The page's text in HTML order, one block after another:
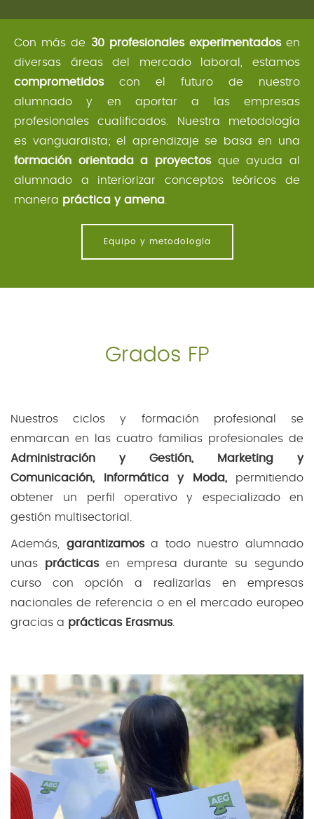
Con más de 30 profesionales experimentadosen
diversas áreas del mercado laboral, estamos
comprometidoscon el futuro de nuestro
alumnado y en aportar a las empresas
profesionales cualificados. Nuestra metodología
es vanguardista; el aprendizaje se basa en una
formación orientada a proyectosque ayuda al
alumnado a interiorizar conceptos teóricos de
manera práctica y amena
Equipo y metodología
Grados FP
Nuestros ciclos y formación profesional se
enmarcan en las cuatro familias profesionales de
Administración y Gestión, Marketing y
Comunicación, Informática y Moda,permitiendo
obtener un perfil operativo y especializado en
gestión multisectorial.
Además, garantizamosa todo nuestro alumnado
unas prácticasen empresa durante su segundo
curso con opción a realizarlas en empresas
nacionales de referencia o en el mercado europeo
gracias a prácticas Erasmus.